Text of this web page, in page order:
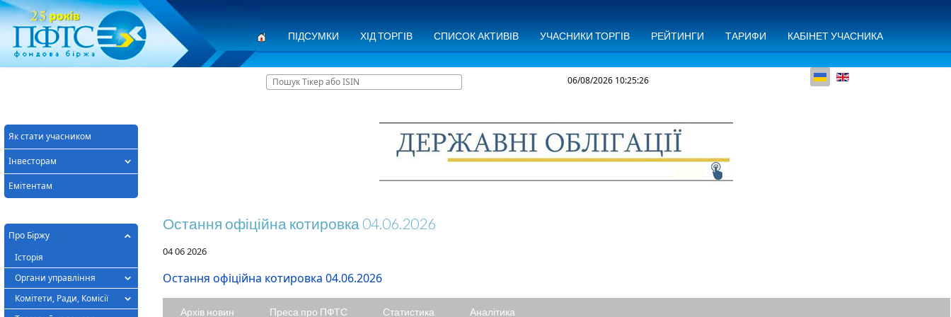
ПІДСУМКИ ХІД ТОРГІВ СПИСОК АКТИВІВ УЧАСНИКИ ТОРГІВ РЕЙТИНГИ ТАРИФИ КАБІНЕТ УЧАСНИКА
06/08/2026 10:25:26 Оберіть свою мову
Як стати учасником
Інвесторам
Емітентам
Про Біржу
Історія
Органи управління
Комітети, Ради, Комісії
Остання офіційна котировка 04.06.2026
04 06 2026
Остання офіційна котировка 04.06.2026
Архів новин Преса про ПФТС Статистика Аналітика